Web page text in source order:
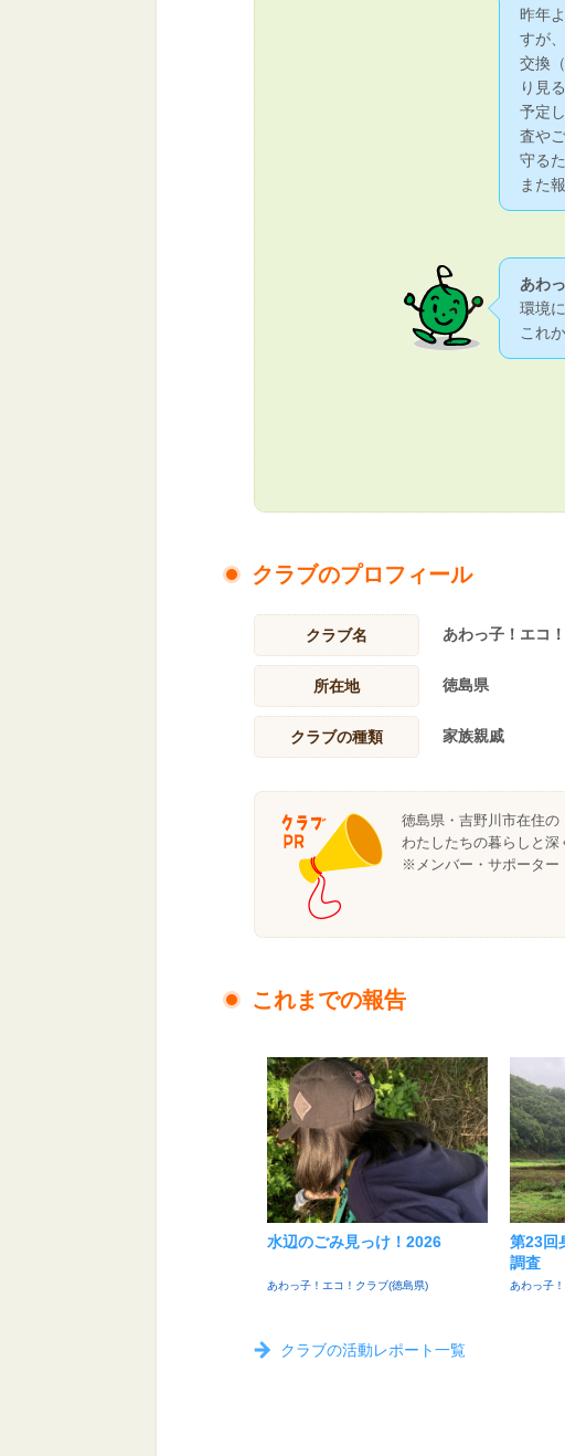
昨年
すが
交換
り見
予定
査や
守る
また
あわ
環境
これ
クラブのプロフィール
クラブ名 あわっ子！エコ
所在地 徳島県
クラブの種類 家族親戚
徳島県・吉野川市在住の
わたしたちの暮らしと深
※メンバー・サポーター
これまでの報告
水辺のごみ見っけ！2026
あわっ子！エコ！クラブ(徳島県)
第23回
調査
あわっ子
クラブの活動レポート一覧